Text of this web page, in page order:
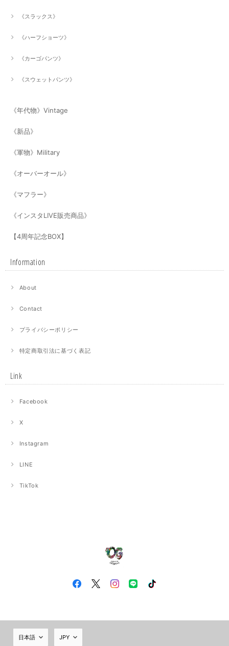
《スラックス》
《ハーフショーツ》
《カーゴパンツ》
《スウェットパンツ》
《年代物》Vintage
《新品》
《軍物》Military
《オーバーオール》
《マフラー》
《インスタLIVE販売商品》
【4周年記念BOX】
Information
About
Contact
プライバシーポリシー
特定商取引法に基づく表記
Link
Facebook
X
Instagram
LINE
TikTok